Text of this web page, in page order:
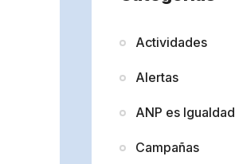
Actividades
Alertas
ANP es Igualdad
Campañas